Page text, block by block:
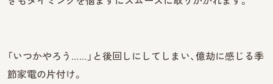
「いつかやろう……」と後回しにしてしまい、億劫に感じる季
節家電の片付け。